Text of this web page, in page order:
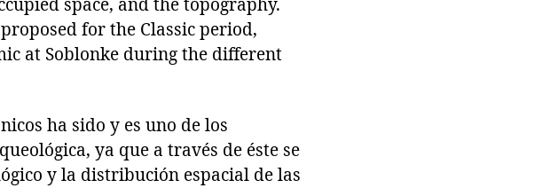
space, and the topography.
for the Classic period,
at Soblonke during the different
ha sido y es uno de los
ya que a través de éste se
y la distribución espacial de las